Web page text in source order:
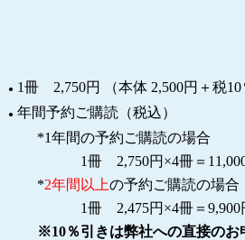
● 1冊 2,750円 （本体 2,500円＋税
● 年間予約ご購読（税込）
*1年間の予約ご購読の場合
1冊 2,750円×4冊＝11,000
*2年間以上の予約ご購読の場合
1冊 2,475円×4冊＝9,900円
※10％引きは弊社への直接のお申